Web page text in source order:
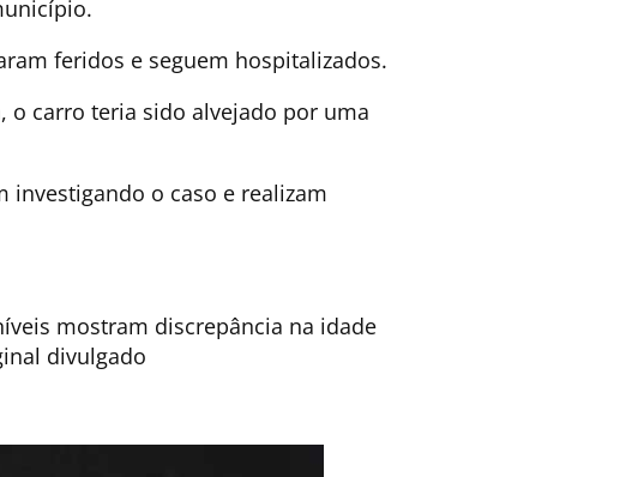
feridos e seguem hospitalizados.
o carro teria sido alvejado por uma
investigando o caso e realizam
mostram discrepância na idade
divulgado